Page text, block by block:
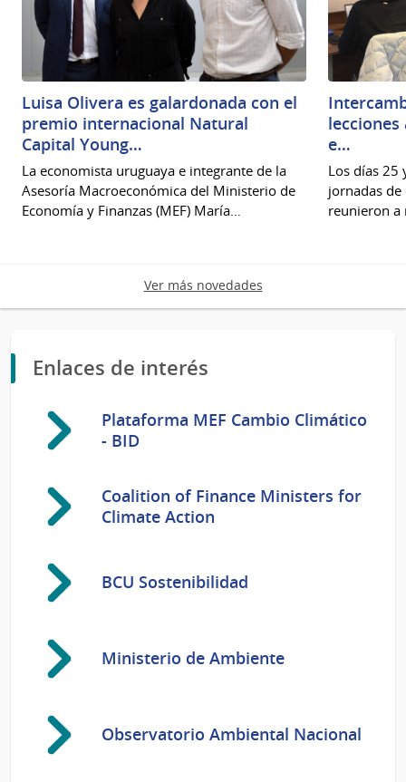
Luisa Olivera es galardonada con el
premio internacional Natural
Capital Young…
La economista uruguaya e integrante de la
Asesoría Macroeconómica del Ministerio de
Economía y Finanzas (MEF) María…
e…
Los días 25
jornadas
reunieron a
Ver más novedades
Enlaces de interés
Plataforma MEF Cambio Climático
- BID
Coalition of Finance Ministers for
Climate Action
BCU Sostenibilidad
Ministerio de Ambiente
Observatorio Ambiental Nacional